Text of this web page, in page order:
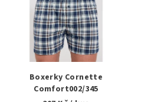
Boxerky Cornette
Comfort002/345